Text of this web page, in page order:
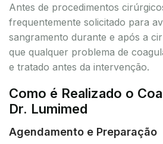
Antes de procedimentos
frequentemente solicitado para
sangramento durante e após a
que qualquer problema de
e tratado antes da intervenção.
Como é Realizado o
Dr. Lumimed
Agendamento e Preparação